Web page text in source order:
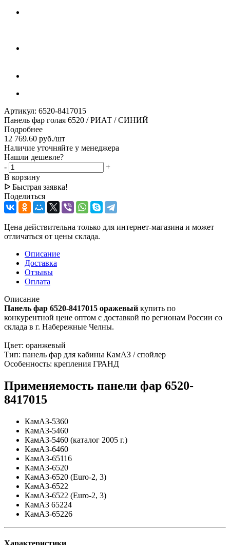
Артикул: 6520-8417015
Панель фар голая 6520 / РИАТ / СИНИЙ
Подробнее
12 769.60 руб./шт
Наличие уточняйте у менеджера
Нашли дешевле?
-
+
В корзину
ᐅ Быстрая заявка!
Поделиться
Цена действительна только для интернет-магазина и может
отличаться от цены склада.
Описание
Доставка
Отзывы
Оплата
Описание
Панель фар 6520-8417015 оражевый купить по
конкурентной цене оптом с доставкой по регионам России со
склада в г. Набережные Челны.
Цвет: оранжевый
Тип: панель фар для кабины КамАЗ / спойлер
Особенность: крепления ГРАНД
Применяемость панели фар 6520-
8417015
КамАЗ-5360
КамАЗ-5460
КамАЗ-5460 (каталог 2005 г.)
КамАЗ-6460
КамАЗ-65116
КамАЗ-6520
КамАЗ-6520 (Euro-2, 3)
КамАЗ-6522
КамАЗ-6522 (Euro-2, 3)
КамАЗ 65224
КамАЗ-65226